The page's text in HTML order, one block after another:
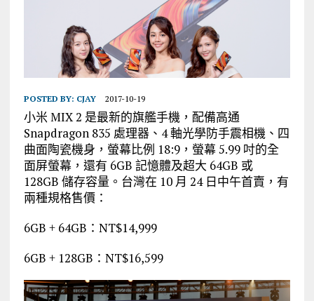
POSTED BY: CJAY 2017-10-19
小米 MIX 2 是最新的旗艦手機，配備高通
Snapdragon 835 處理器、4 軸光學防手震相機、四
曲面陶瓷機身，螢幕比例 18:9，螢幕 5.99 吋的全
面屏螢幕，還有 6GB 記憶體及超大 64GB 或
128GB 儲存容量。台灣在 10 月 24 日中午首賣，有
兩種規格售價：
6GB + 64GB：NT$14,999
6GB + 128GB：NT$16,599